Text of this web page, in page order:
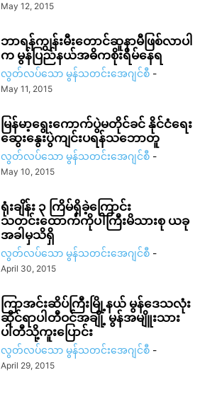
May 12, 2015
ဘာရန်ကျွန်းမီးတောင်ဆူနာမီဖြစ်လာပါ
က မွန်ပြည်နယ်အဓိကစိုးရိမ်နေရ
လွတ်လပ်သော မွန်သတင်းအေဂျင်စီ -
May 11, 2015
မြန်မာ့ရွေးကောက်ပွဲမတိုင်ခင် နိုင်ငံရေး
ဆွေးနွေးပွဲကျင်းပရန်သဘောတူ
လွတ်လပ်သော မွန်သတင်းအေဂျင်စီ -
May 10, 2015
ရုံးချိန်း ၃ ကြိမ်ရှိခဲ့ကြောင်း
သတင်းထောက်ကိုပါကြီးမိသားစု ယခု
အခါမှသိရှိ
လွတ်လပ်သော မွန်သတင်းအေဂျင်စီ -
April 30, 2015
ကြာအင်းဆိပ်ကြီးမြို့နယ် မွန်ဒေသလုံး
ဆိုင်ရာပါတီဝင်အချို့ မွန်အမျိူးသား
ပါတီသို့ကူးပြောင်း
လွတ်လပ်သော မွန်သတင်းအေဂျင်စီ -
April 29, 2015